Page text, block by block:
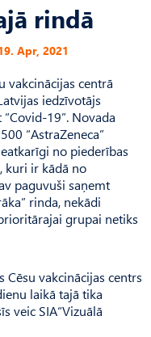
rindā
Apr, 2021
vakcinācijas centrā
iedzīvotājs
19”. Novada
“AstraZeneca”
no piederības
kuri ir kādā no
paguvuši saņemt
rinda, nekādi
grupai netiks
Cēsu vakcinācijas centrs
laikā tajā tika
veic SIA“Vizuālā